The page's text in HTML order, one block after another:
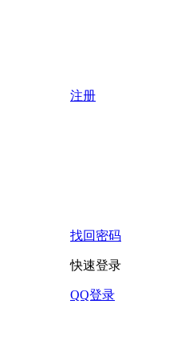
注册
找回密码
快速登录
QQ登录